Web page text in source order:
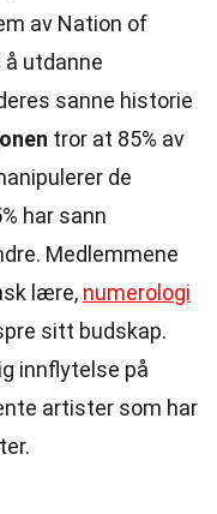
av Nation of
å utdanne
sanne historie
tror at 85% av
de
har sann
Medlemmene
lære, numerologi
sitt budskap.
innflytelse på
artister som har